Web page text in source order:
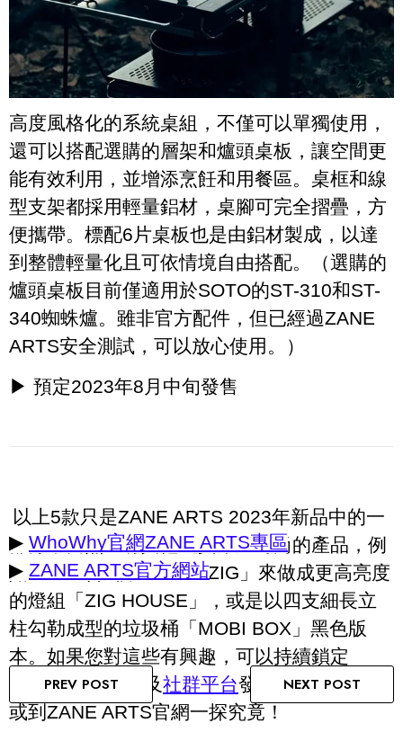
高度風格化的系統桌組，不僅可以單獨使用，
還可以搭配選購的層架和爐頭桌板，讓空間更
能有效利用，並增添烹飪和用餐區。桌框和線
型支架都採用輕量鋁材，桌腳可完全摺疊，方
便攜帶。標配6片桌板也是由鋁材製成，以達
到整體輕量化且可依情境自由搭配。（選購的
爐頭桌板目前僅適用於SOTO的ST-310和ST-
340蜘蛛爐。雖非官方配件，但已經過ZANE
ARTS安全測試，可以放心使用。）
▶ 預定2023年8月中旬發售
以上5款只是ZANE ARTS 2023年新品中的一
部分，當然還有其他既實用又時尚的產品，例
如透過組合3個LED燈「ZIG」來做成更高亮度
的燈組「ZIG HOUSE」，或是以四支細長立
柱勾勒成型的垃圾桶「MOBI BOX」黑色版
本。如果您對這些有興趣，可以持續鎖定
WhoWhy官網
以及社群平台發布的最新動態，
或到ZANE ARTS官網一探究竟！
▶ WhoWhy官網ZANE ARTS專區
▶ ZANE ARTS官方網站
PREV POST NEXT POST